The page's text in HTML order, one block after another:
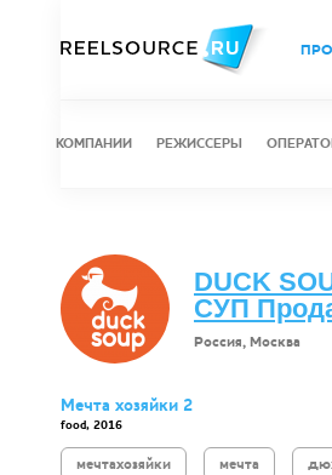
КОМПАНИИ РЕЖИССЕРЫ
DUCK
СУП
Россия, Москва
Мечта хозяйки 2
food, 2016
мечтахозяйки мечта